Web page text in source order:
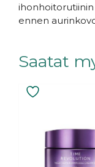
ihonhoitorutiinin
ennen
Saatat